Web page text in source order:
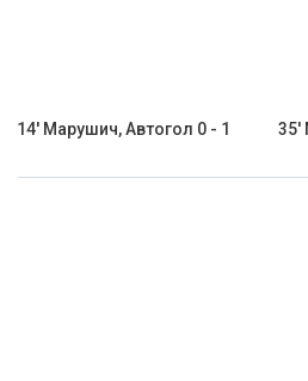
14' Марушич, Автогол 0 - 1 35'